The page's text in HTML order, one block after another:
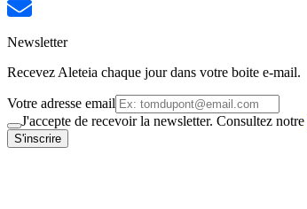
Newsletter
Recevez Aleteia chaque jour dans votre boite e-mail.
Votre adresse email
J'accepte de recevoir la newsletter. Consultez notre
S'inscrire